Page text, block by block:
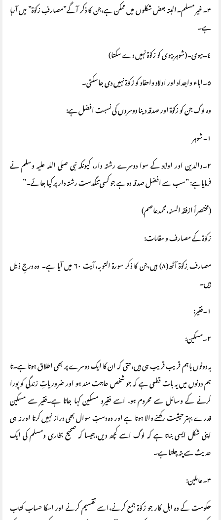
٣۔غیر مسلم۔البتہ بعض شکلوں میں ممکن ہے،جن کا ذکر آگے”مصارفِ زکوٰة” میں آرہا
ہے۔
٤۔بیوی۔(شوہر بیوی کو زکوٰة نہیں دے سکتا)
٥۔اباء واجداد اور اولاد واحفاد کو زکوٰة نہیں دی جاسکتی۔
وہ لوگ جن کو زکوٰة اور صدقہ دینا دوسروں کی نسبت افضل ہے:
١۔شوہر
٢۔والدین اور اولاد کے سوا دوسرے رشتہ دار، کیونکہ نبی صلی اللہ علیہ وسلم نے
فرمایاہے: ”سب سے افضل صدقہ وہ ہے جو کسی تنگدست رشتہ دار پر کیا جائے۔”
(مختصراً ازفقہ السنہ،محمدعاصم)
زکوٰة کے مصارف و مقامات:
مصارف ِزکوٰة آٹھ(٨) ہیں،جن کا ذکر سورة التوبہ،آیت ٦٠ میں آیا ہے۔ وہ درجِ ذیل
ہیں۔
١۔فقیر:
٢۔مسکین:
یہ دونوں باہم قریب قریب ہی ہیں،حتی کہ ان کا ایک دوسرے پر بھی اطلاق ہوتا ہے۔تا
ہم دونوں میں یہ بات قطعی ہے کہ جو شخص حاجت مند ہو اور ضروریاتِ زندگی کو پورا
کرنے کے وسائل سے محروم ہو، اسے فقیرو مسکین کہا جاتا ہے۔فقیر سے مسکین
قدرے بہتر حیثیت رکھنے والا ہوتا ہے اور وہ دستِ سوال بھی دراز نہیں کرتا اور نہ ہی
اپنی شکل ایسی بناتا ہے کہ لوگ اسے کچھ دیں،جیسا کہ صحیح بخاری ومسلم کی ایک
حدیث سے پتہ چلتا ہے۔
٣۔عاملین:
حکومت کے وہ اہل کار جو زکوٰة جمع کرنے،اسے تقسیم کرنے اور اسکا حساب کتاب